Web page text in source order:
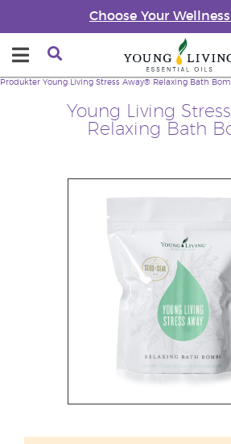
Choose Your
Young Living
Relaxing Bath
Produkter Young Living Stress Away® Relaxing Bath